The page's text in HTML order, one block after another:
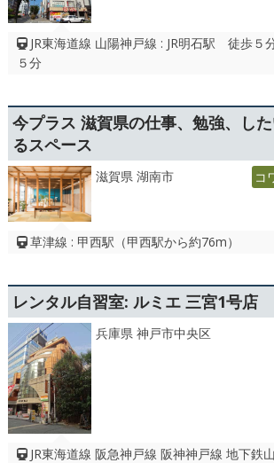
JR東海道線 山陽神戸線 : JR明石駅 徒歩
５分
今プラス 滋賀県の仕事、勉強、し
るスペース
滋賀県 湖南市 コ
草津線 : 甲西駅（甲西駅から約76m）
レンタル自習室: ルミエ 三宮1号店
兵庫県 神戸市中央区
JR東海道線 阪急神戸線 阪神神戸線 地下鉄